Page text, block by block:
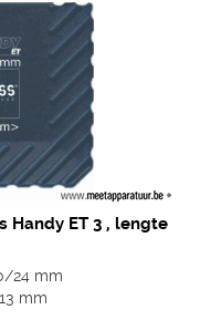
Handy ET 3 , lengte
24 mm
mm